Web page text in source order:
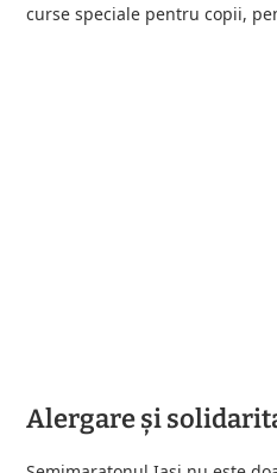
curse speciale pentru copii,
Alergare și